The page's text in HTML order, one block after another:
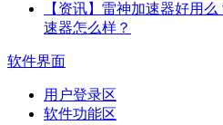
【资讯】雷神加速器好用
速器怎么样？
软件界面
用户登录区
软件功能区